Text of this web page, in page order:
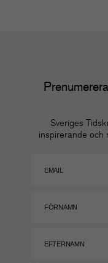
Sveriges
inspirerande och